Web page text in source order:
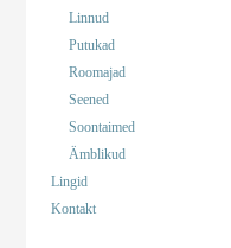
Linnud
Putukad
Roomajad
Seened
Soontaimed
Ämblikud
Lingid
Kontakt